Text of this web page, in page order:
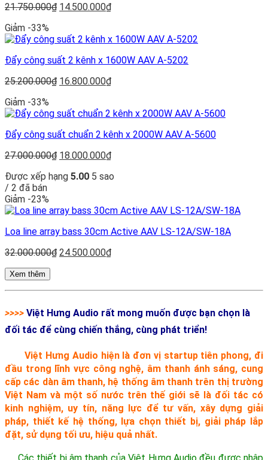
21.750.000₫ Giá
21.750.000₫.
14.500.000₫Giá
là:
Giảm -33%
Đẩy công suất 2 kênh x 1600W AAV A-5202
25.200.000₫ Giá
25.200.000₫.
16.800.000₫Giá
là:
Giảm -33%
Đẩy công suất chuẩn 2 kênh x 2000W AAV A-5600
27.000.000₫ Giá
là:
18.000.000₫Giá
tại
Được xếp hạng 5.00 5 sao
/ 2 đã bán
Giảm -23%
Loa line array bass 30cm Active AAV LS-12A/SW-18A
32.000.000₫ Giá
24.500.000₫Giá
Xem thêm
>>>> Việt Hưng Audio rất mong muốn được bạn chọn là
đối tác để cùng chiến thắng, cùng phát triển!
Việt Hưng Audio hiện là đơn vị startup tiên phong, đi
đầu trong lĩnh vực công nghệ, âm thanh ánh sáng, cung
cấp các dàn âm thanh, hệ thống âm thanh trên thị trường
Việt Nam và một số nước trên thế giới sẽ là đối tác có
kinh nghiệm, uy tín, năng lực để tư vấn, xây dựng giải
pháp, thiết kế hệ thống, lựa chọn thiết bị, giải pháp lắp
đặt, sử dụng tối ưu, hiệu quả nhất.
Các thiết bị âm thanh của Việt Hưng Audio đều được nhập